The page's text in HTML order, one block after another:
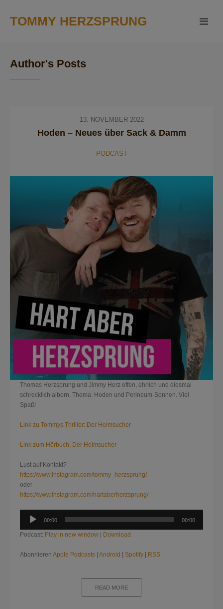
TOMMY HERZSPRUNG
Author's Posts
13. NOVEMBER 2022
Hoden – Neues über Sack & Damm
PODCAST
Thomas Herzsprung und Jimmy Herz offen, ehrlich und diesmal
schrecklich albern. Thema: Hoden und Perineum-Sonnen. Viel
Spaß!
Link zu Tommys Thriller: Der Heimsucher
Link zum Hörbuch: Der Heimsucher
Lust auf Kontakt?
https://www.instagram.com/tommy_herzsprung/
oder
https://www.instagram.com/hartaberherzsprung/
Audio-
00:00 00:00
Podcast: Play in new window Download
Abonnieren Apple Podcasts Android Spotify RSS
READ MORE